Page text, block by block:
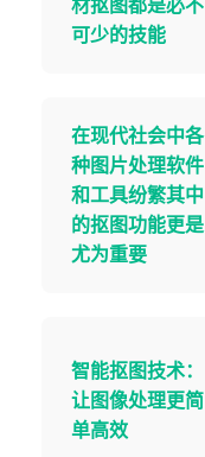
材抠图都是必不
可少的技能
在现代社会中各
种图片处理软件
和工具纷繁其中
的抠图功能更是
尤为重要
智能抠图技术：
让图像处理更简
单高效